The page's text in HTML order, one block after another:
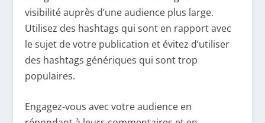
visibilité auprès d’une audience plus large.
Utilisez des hashtags qui sont en rapport avec
le sujet de votre publication et évitez d’utiliser
des hashtags génériques qui sont trop
populaires.
Engagez-vous avec votre audience en